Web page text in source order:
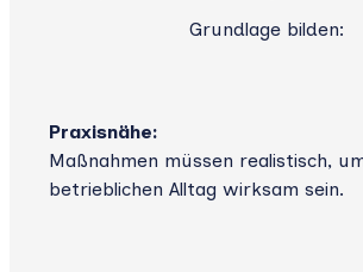
Grundlage bilden:
Praxisnähe:
Maßnahmen müssen realistisch,
betrieblichen Alltag wirksam sein.